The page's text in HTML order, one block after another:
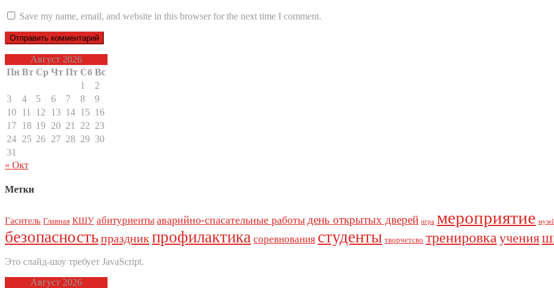
Save my name, email, and website in this browser for the next time I comment.
Август 2026
Пн Вт Ср Чт Пт Сб Вс
1
2
3
4 5 6 7 8
9
10 11 12 13 14 15 16
17 18 19 20 21 22 23
24 25 26 27 28 29 30
31
« Окт
Метки
Гаситель Главная КШУ абитуриенты аварийно-спасательные работы день открытых дверей игра мероприятие
безопасностьпраздникпрофилактика соревнования студенты творчетсво тренировка учения
Это слайд-шоу требует JavaScript.
Август 2026